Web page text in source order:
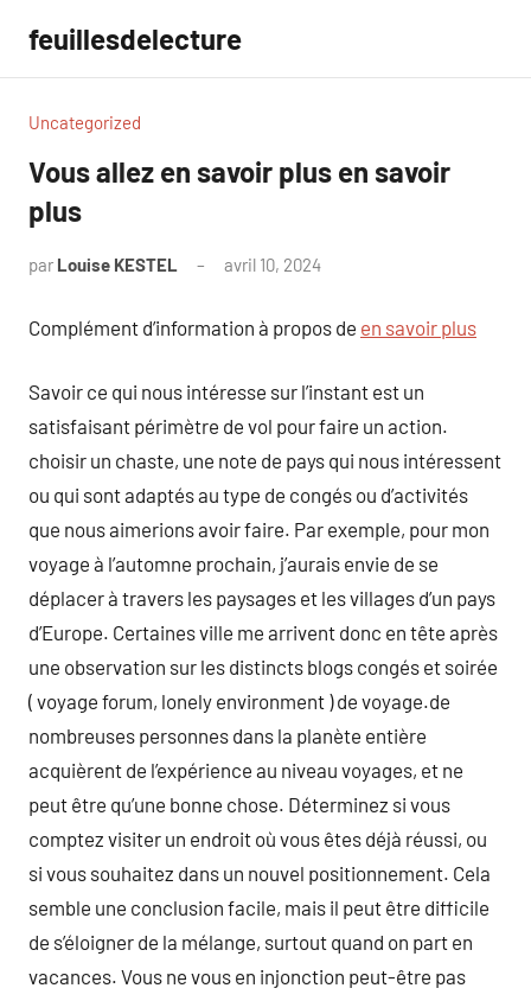
contenu
feuillesdelecture
Uncategorized
Vous allez en savoir plus en savoir
plus
par Louise KESTEL avril 10, 2024
Complément d’information à propos de en savoir plus
Savoir ce qui nous intéresse sur l’instant est un
satisfaisant périmètre de vol pour faire un action.
choisir un chaste, une note de pays qui nous intéressent
ou qui sont adaptés au type de congés ou d’activités
que nous aimerions avoir faire. Par exemple, pour mon
voyage à l’automne prochain, j’aurais envie de se
déplacer à travers les paysages et les villages d’un pays
d’Europe. Certaines ville me arrivent donc en tête après
une observation sur les distincts blogs congés et soirée
( voyage forum, lonely environment ) de voyage.de
nombreuses personnes dans la planète entière
acquièrent de l’expérience au niveau voyages, et ne
peut être qu’une bonne chose. Déterminez si vous
comptez visiter un endroit où vous êtes déjà réussi, ou
si vous souhaitez dans un nouvel positionnement. Cela
semble une conclusion facile, mais il peut être difficile
de s’éloigner de la mélange, surtout quand on part en
vacances. Vous ne vous en injonction peut-être pas